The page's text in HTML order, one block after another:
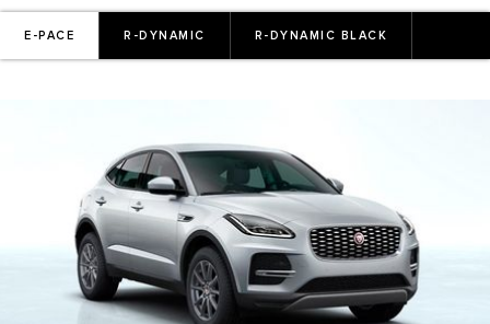
E-PACE R-DYNAMIC R-DYNAMIC BLACK